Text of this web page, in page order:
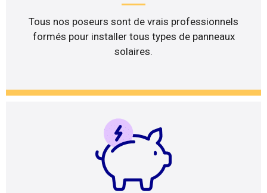
Tous nos poseurs sont de vrais professionnels
formés pour installer tous types de panneaux
solaires.